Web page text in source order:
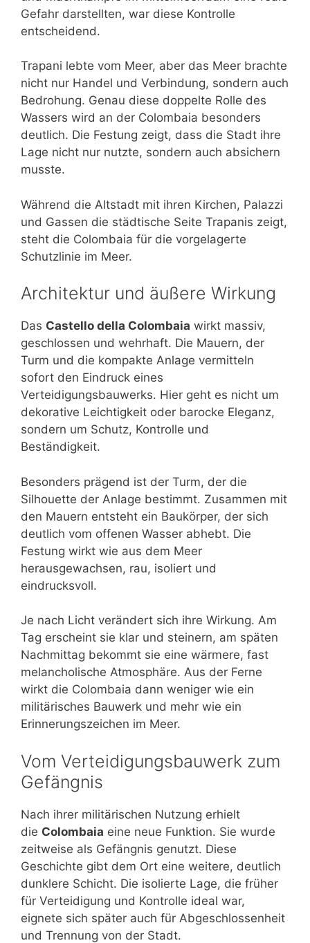
Gefahr darstellten, war diese Kontrolle
entscheidend.
Trapani lebte vom Meer, aber das Meer brachte
nicht nur Handel und Verbindung, sondern auch
Bedrohung. Genau diese doppelte Rolle des
Wassers wird an der Colombaia besonders
deutlich. Die Festung zeigt, dass die Stadt ihre
Lage nicht nur nutzte, sondern auch absichern
musste.
Während die Altstadt mit ihren Kirchen, Palazzi
und Gassen die städtische Seite Trapanis zeigt,
steht die Colombaia für die vorgelagerte
Schutzlinie im Meer.
Architektur und äußere Wirkung
Das Castello della Colombaia wirkt massiv,
geschlossen und wehrhaft. Die Mauern, der
Turm und die kompakte Anlage vermitteln
sofort den Eindruck eines
Verteidigungsbauwerks. Hier geht es nicht um
dekorative Leichtigkeit oder barocke Eleganz,
sondern um Schutz, Kontrolle und
Beständigkeit.
Besonders prägend ist der Turm, der die
Silhouette der Anlage bestimmt. Zusammen mit
den Mauern entsteht ein Baukörper, der sich
deutlich vom offenen Wasser abhebt. Die
Festung wirkt wie aus dem Meer
herausgewachsen, rau, isoliert und
eindrucksvoll.
Je nach Licht verändert sich ihre Wirkung. Am
Tag erscheint sie klar und steinern, am späten
Nachmittag bekommt sie eine wärmere, fast
melancholische Atmosphäre. Aus der Ferne
wirkt die Colombaia dann weniger wie ein
militärisches Bauwerk und mehr wie ein
Erinnerungszeichen im Meer.
Vom Verteidigungsbauwerk zum
Gefängnis
Nach ihrer militärischen Nutzung erhielt
die Colombaia eine neue Funktion. Sie wurde
zeitweise als Gefängnis genutzt. Diese
Geschichte gibt dem Ort eine weitere, deutlich
dunklere Schicht. Die isolierte Lage, die früher
für Verteidigung und Kontrolle ideal war,
eignete sich später auch für Abgeschlossenheit
und Trennung von der Stadt.